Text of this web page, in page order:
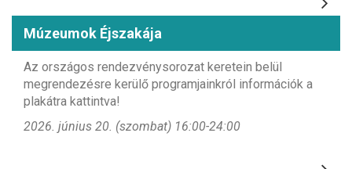
Múzeumok Éjszakája
Az országos rendezvénysorozat keretein belül
megrendezésre kerülő programjainkról információk a
plakátra kattintva!
2026. június 20. (szombat) 16:00-24:00